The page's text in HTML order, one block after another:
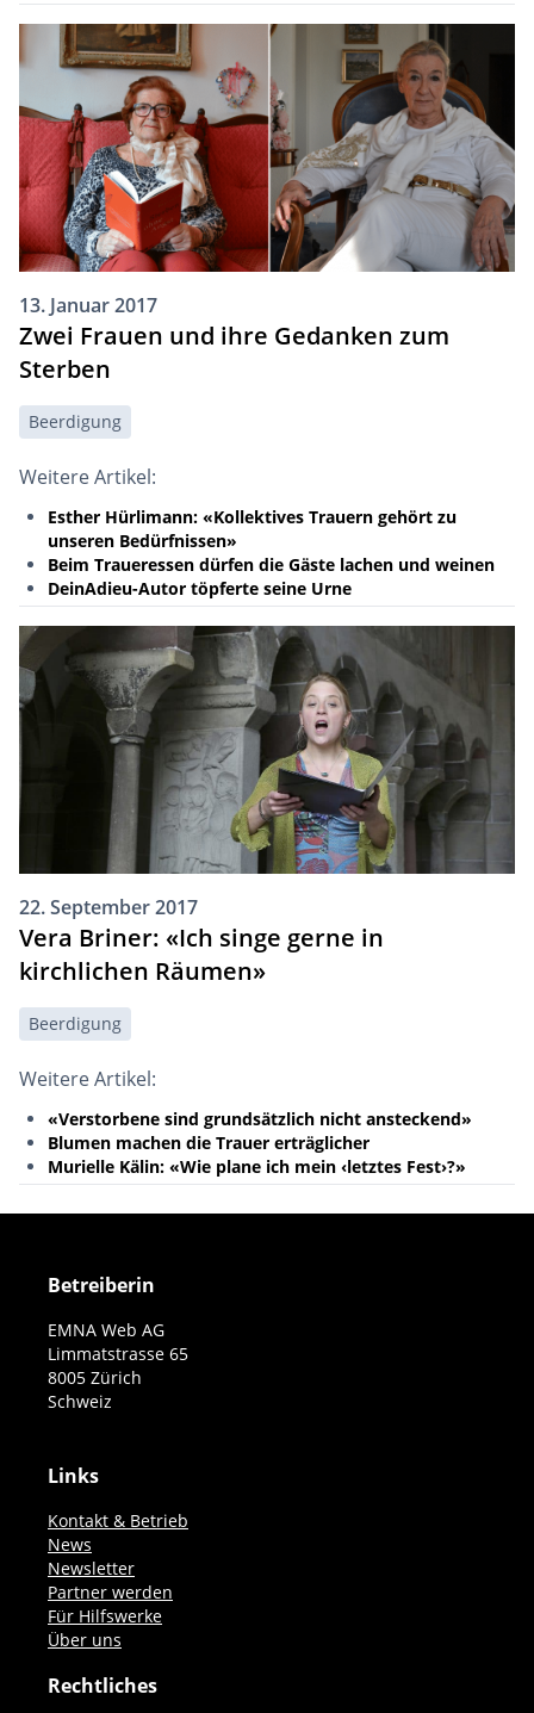
13. Januar 2017
Zwei Frauen und ihre Gedanken zum
Sterben
Beerdigung
Weitere Artikel:
Esther Hürlimann: «Kollektives Trauern gehört zu
unseren Bedürfnissen»
Beim Traueressen dürfen die Gäste lachen und weinen
DeinAdieu-Autor töpferte seine Urne
22. September 2017
Vera Briner: «Ich singe gerne in
kirchlichen Räumen»
Beerdigung
Weitere Artikel:
«Verstorbene sind grundsätzlich nicht ansteckend»
Blumen machen die Trauer erträglicher
Murielle Kälin: «Wie plane ich mein ‹letztes Fest›?»
Betreiberin
EMNA Web AG
Limmatstrasse 65
8005 Zürich
Schweiz
Links
Kontakt & Betrieb
News
Newsletter
Partner werden
Für Hilfswerke
Über uns
Rechtliches